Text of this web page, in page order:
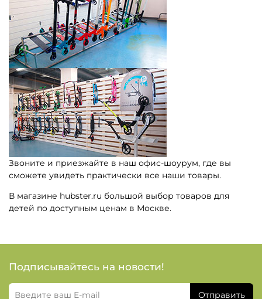
Звоните и приезжайте в наш офис-шоурум, где вы
сможете увидеть практически все наши товары.
В магазине hubster.ru большой выбор товаров для
детей по доступным ценам в Москве.
Подписывайтесь на новости!
Отправить